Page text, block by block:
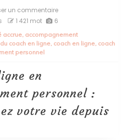
un commentaireon
ligne
en
vie
depuis
chez
1 421 mot 6
accrue, accompagnement
coach en ligne, coach en ligne, coach
personnel
en
personnel :
votre vie depuis